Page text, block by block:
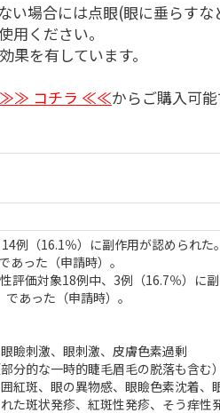
い場合には点眼(眼に垂らすな
用ください。
を有しています。
コチラ ≪≪からご購入可能
例（16.1％）に副作用が認められた
った（申請時）。
評価対象18例中、3例（16.7％）に
あった（申請時）。
瞼刺激、眼刺激、皮膚色素過剰
分的な一時的睫毛眉毛の脱落も含む
紅斑、眼の異物感、眼瞼色素沈着、
た斑状発疹、紅斑性発疹、そう痒性